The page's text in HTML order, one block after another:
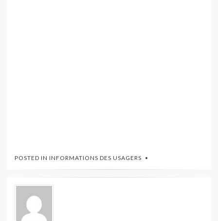
POSTED IN INFORMATIONS DES USAGERS